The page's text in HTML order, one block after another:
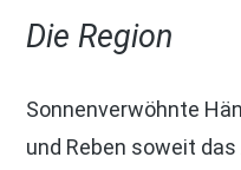
Die Region
Sonnenverwöhnte
und Reben soweit